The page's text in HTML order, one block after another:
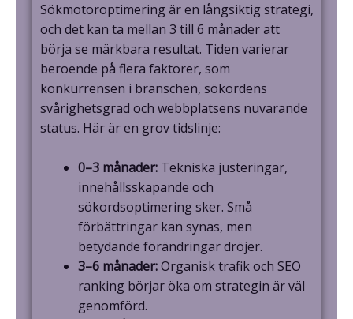
Sökmotoroptimering är en långsiktig strategi,
och det kan ta mellan 3 till 6 månader att
börja se märkbara resultat. Tiden varierar
beroende på flera faktorer, som
konkurrensen i branschen, sökordens
svårighetsgrad och webbplatsens nuvarande
status. Här är en grov tidslinje:
0–3 månader: Tekniska justeringar,
innehållsskapande och
sökordsoptimering sker. Små
förbättringar kan synas, men
betydande förändringar dröjer.
3–6 månader:Organisk trafik och SEO
ranking börjar öka om strategin är väl
genomförd.